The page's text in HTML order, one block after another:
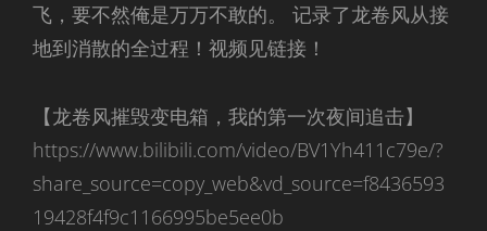
飞，要不然俺是万万不敢的。 记录了龙卷风从接
地到消散的全过程！视频见链接！
【龙卷风摧毁变电箱，我的第一次夜间追击】
https://www.bilibili.com/video/BV1Yh411c79e/?
share_source=copy_web&vd_source=f8436593
19428f4f9c1166995be5ee0b